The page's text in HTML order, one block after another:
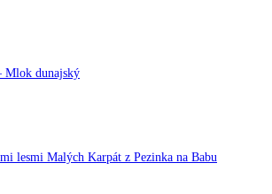
Mlok dunajský
lesmi Malých Karpát z Pezinka na Babu